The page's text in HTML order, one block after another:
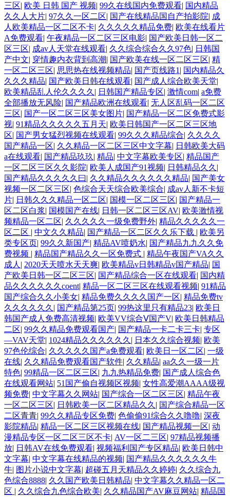
三区| 欧美 日韩 国产 视频| 99久在线国内免费观看| 国内精品
久久人大片| 97久久一区二区| 国产在线精品国自产拍影院| 成
人欧美精品一区二区不卡| 久久久久久精品免费| 欧美在线看片
A免费观看| 午夜精品一区二区三区电影| 国产欧美日韩一区二
区三区| 成av人天堂在线观看| 久久综合综合久久97色| 日韩国
产中文| 穿情趣内衣背到高潮| 国产欧美在线一区二区三区| 精
一区二区三区| 思思热在线视频精品| 国产页线路1 | 国内精品久
久久久精品| 国产欧美日韩在线观看| 国产成人综合欧美天堂|
欧美精品乱人伦久久久久 | 日韩国产精品专区| 激情com| a免费
全部播放无风险| 国产精品欧洲在线观看| 无人区乱码一区二区
三区| 国产一区二区三区美女图片| 国产精品一区二区免费式影
视| 91精品久久久久久五月天| 欧美日韩国产一区二区三区地
区| 国产男女猛烈视频在线观看| 99久久久精品综合| 久久久久
国产精品一区| 久久精品一区二区三区中文字幕| 日韩欧美大码
a在线观看| 国产精品玖玖 | 精品| 中文字幕欧美专区| 精品国产
一区二区三区久久影院| 欧美人成国产91视频| 日韩精品久久 |
国产精品久久久久久曰| 久久精品久久久久久久精品| 国产美女
视频一区二区三区| 色综合天天综合欧美综合| 成av人新不卡短
片| 日韩久久久精品一区二区| 国模一区二区三区| 国产精品一
区二区白浆| 国模国产在线| 日韩一区二区三区AV| 欧美激情视
频精品一区二区| 久久久久久一级免费野外| 精品久久久久久一
区二区 | 中文久久精品| 国产精品一区二区久久乐下载 | 欧美另
类专区页| 99久久新国产| 精品AV喷奶水| 国产精品九九久久免
费视频 | 精品国产精品久久一区免费式 | 精品午夜国产VA久久
成人 | 2020天天喷水天天爽| 欧美精品v日韩精品v国产精品| 国
产欧美日韩一区二区三区| 国产精品综合一区在线观看| 国内精
品久久久久久久coent| 精品一区二区三区在线观看视频| 91精品
国产综合久久小美女| 精品免费久久久久国产一区| 精品免费tv
久久久久久久 | 国产精品第25页| 99热这里只有精品23| 欧美日
韩国产成人免费高清视频| 欧美VV综合Ⅴ国产V| 欧美日韩精品
二区| 99久久精品免费观看国产| 国产精品一卡二卡三卡| 专区
—VAV天堂| 1024精品久久久久久久 | 日本久久综合视频| 欧美
97色伦综合| 久久久久久国产a免费观看| 欧美日一区二区| 一级
在线| 久久精品免费观看国产软件| 久久精品| aa久久一级一片
特色| 99精品一区二区三区| 九九热精品免费| 国产成人综合色
在线观看网站| 51国产偷自视频区视频| 女性高爱潮AAAA级视
频免费| 中文字幕久久网站| 国产综合一区二区三区| 精品午夜
一区二区三区| 日韩欧美一区二区精品久久 | 国产综合精品一区
二区青青| 99久久精品专区免费| 色偷偷91综合久久噜噜| 深夜
影院精品| 精品一区二区三区视频在线| 国产精品视频一区| 动
漫精品专区一区二区三区不卡| AV一区二三区| 97精品视频播
放| 日韩AV在线免费观看| 视频福利国产专区精品| 欧美日韩中
文字幕| 中文字幕在线精品的视频| 国产精品久久久久久久牛
牛| 图片小说中文字幕| 超碰五月天精品久久婷婷| 久久综合九
色综合8888| 久久国产欧美日韩精品| 中文字幕久久精品一区二
区 | 久久综合九色综合欧美| 久久精品国产AV麻豆网站| 精品国